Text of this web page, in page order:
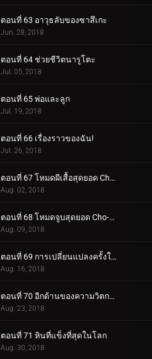
ตอนที่ 63 อาวุธลับของซาสึเกะ
Jun. 28, 2018
ตอนที่ 64 ช่วยชีวิตนารูโตะ
Jul. 05, 2018
ตอนที่ 65 พ่อและลูก
Jul. 19, 2018
ตอนที่ 66 เรื่องราวของฉัน!
Jul. 26, 2018
ตอนที่ 67 โหมดผีเสื้อสุดยอด Cho-Cho!
Aug. 02, 2018
ตอนที่ 68 โหมดจูบสุดยอด Cho-Cho!
Aug. 09, 2018
ตอนที่ 69 การเปลี่ยนแปลงครั้งใหญ่ของความรัก Cho-Cho!
Aug. 16, 2018
ตอนที่ 70 อีกด้านของความวิตกกังวล
Aug. 23, 2018
ตอนที่ 71 หินที่แข็งที่สุดในโลก
Aug. 30, 2018